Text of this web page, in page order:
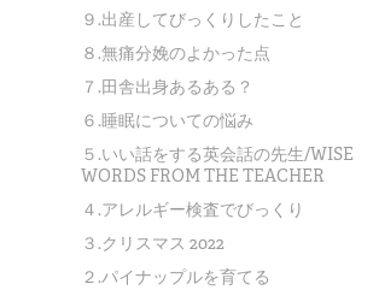
９.出産してびっくりしたこと
８.無痛分娩のよかった点
７.田舎出身あるある？
６.睡眠についての悩み
５.いい話をする英会話の先生/WISE
WORDS FROM THE TEACHER
４.アレルギー検査でびっくり
３.クリスマス 2022
２.パイナップルを育てる